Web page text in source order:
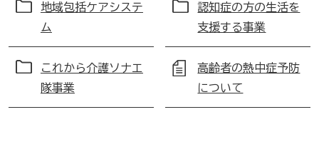
地域包括ケアシステ
ム
認知症の方の生活を
支援する事業
これから介護ソナエ
隊事業
高齢者の熱中症予防
について